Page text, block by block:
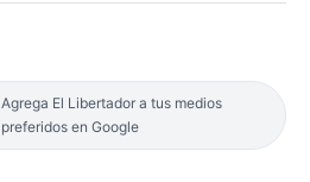
Agrega El Libertador a tus medios
preferidos en Google